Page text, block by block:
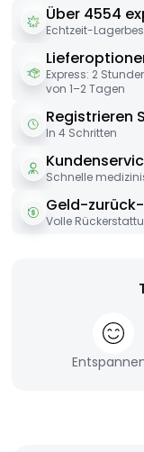
Über 4554
Echtzeit-
Express: 2
von 1–2 Tagen
Registrieren
In 4 Schritten
Schnelle
Geld-
Volle